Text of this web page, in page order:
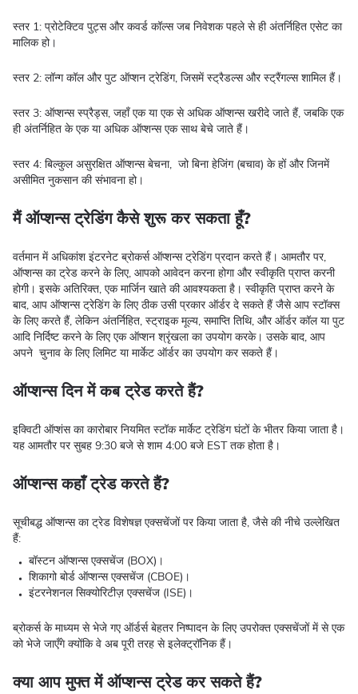
स्तर 1: प्रोटेक्टिव पुट्स और कवर्ड कॉल्स जब निवेशक पहले से ही अंतर्निहित एसेट का
मालिक हो।
स्तर 2: लॉन्ग कॉल और पुट ऑप्शन ट्रेडिंग, जिसमें स्ट्रैडल्स और स्ट्रैंगल्स शामिल हैं।
स्तर 3: ऑप्शन्स स्प्रैड्स, जहाँ एक या एक से अधिक ऑप्शन्स खरीदे जाते हैं, जबकि एक
ही अंतर्निहित के एक या अधिक ऑप्शन्स एक साथ बेचे जाते हैं।
स्तर 4: बिल्कुल असुरक्षित ऑप्शन्स बेचना, जो बिना हेजिंग (बचाव) के हों और जिनमें
असीमित नुकसान की संभावना हो।
मैं ऑप्शन्स ट्रेडिंग कैसे शुरू कर सकता हूँ?
वर्तमान में अधिकांश इंटरनेट ब्रोकर्स ऑप्शन्स ट्रेडिंग प्रदान करते हैं। आमतौर पर,
ऑप्शन्स का ट्रेड करने के लिए, आपको आवेदन करना होगा और स्वीकृति प्राप्त करनी
होगी। इसके अतिरिक्त, एक मार्जिन खाते की आवश्यकता है। स्वीकृति प्राप्त करने के
बाद, आप ऑप्शन्स ट्रेडिंग के लिए ठीक उसी प्रकार ऑर्डर दे सकते हैं जैसे आप स्टॉक्स
के लिए करते हैं, लेकिन अंतर्निहित, स्ट्राइक मूल्य, समाप्ति तिथि, और ऑर्डर कॉल या पुट
आदि निर्दिष्ट करने के लिए एक ऑप्शन श्रृंखला का उपयोग करके। उसके बाद, आप
अपने चुनाव के लिए लिमिट या मार्केट ऑर्डर का उपयोग कर सकते हैं।
ऑप्शन्स दिन में कब ट्रेड करते हैं?
इक्विटी ऑप्शंस का कारोबार नियमित स्टॉक मार्केट ट्रेडिंग घंटों के भीतर किया जाता है।
यह आमतौर पर सुबह 9:30 बजे से शाम 4:00 बजे EST तक होता है।
ऑप्शन्स कहाँ ट्रेड करते हैं?
सूचीबद्ध ऑप्शन्स का ट्रेड विशेषज्ञ एक्सचेंजों पर किया जाता है, जैसे की नीचे उल्लेखित
हैं:
बॉस्टन ऑप्शन्स एक्सचेंज (BOX)।
शिकागो बोर्ड ऑप्शन्स एक्सचेंज (CBOE)।
इंटरनेशनल सिक्योरिटीज़ एक्सचेंज (ISE)।
ब्रोकर्स के माध्यम से भेजे गए ऑर्डर्स बेहतर निष्पादन के लिए उपरोक्त एक्सचेंजों में से एक
को भेजे जाएँगे क्योंकि वे अब पूरी तरह से इलेक्ट्रॉनिक हैं।
क्या आप मुफ्त में ऑप्शन्स ट्रेड कर सकते हैं?